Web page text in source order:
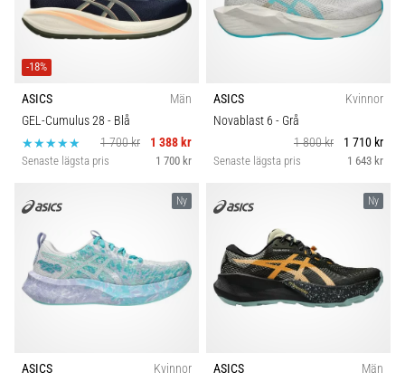
-18%
ASICS
Män
GEL-Cumulus 28 - Blå
1 700 kr
1 388 kr
Senaste lägsta pris 1 700 kr
ASICS
Kvinnor
Novablast 6 - Grå
1 800 kr
1 710 kr
Senaste lägsta pris 1 643 kr
Ny
ASICS
Kvinnor
Ny
ASICS
Män